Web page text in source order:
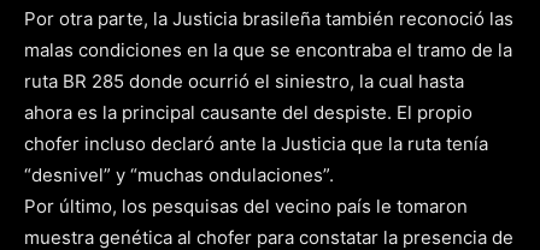
Por otra parte, la Justicia brasileña también reconoció las
malas condiciones en la que se encontraba el tramo de la
ruta BR 285 donde ocurrió el siniestro, la cual hasta
ahora es la principal causante del despiste. El propio
chofer incluso declaró ante la Justicia que la ruta tenía
“desnivel” y “muchas ondulaciones”.
Por último, los pesquisas del vecino país le tomaron
muestra genética al chofer para constatar la presencia de